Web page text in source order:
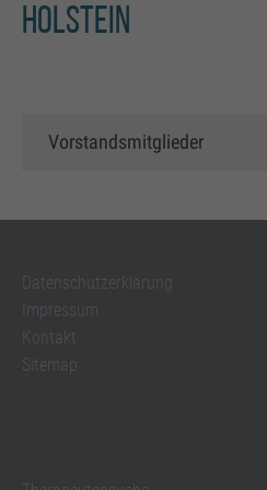
Holstein
Vorstandsmitglieder
Datenschutzerklärung
Impressum
Kontakt
Sitemap